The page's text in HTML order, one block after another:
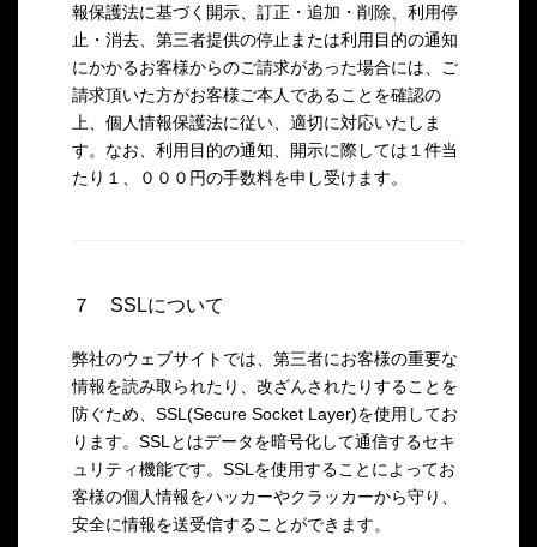
報保護法に基づく開示、訂正・追加・削除、利用停
止・消去、第三者提供の停止または利用目的の通知
にかかるお客様からのご請求があった場合には、ご
請求頂いた方がお客様ご本人であることを確認の
上、個人情報保護法に従い、適切に対応いたしま
す。なお、利用目的の通知、開示に際しては１件当
たり１、０００円の手数料を申し受けます。
７ SSLについて
弊社のウェブサイトでは、第三者にお客様の重要な
情報を読み取られたり、改ざんされたりすることを
防ぐため、SSL(Secure Socket Layer)を使用してお
ります。SSLとはデータを暗号化して通信するセキ
ュリティ機能です。SSLを使用することによってお
客様の個人情報をハッカーやクラッカーから守り、
安全に情報を送受信することができます。